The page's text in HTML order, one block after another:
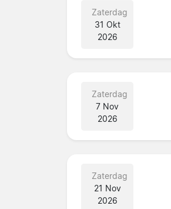
Zaterdag
31 Okt
2026
Zaterdag
7 Nov
2026
Zaterdag
21 Nov
2026